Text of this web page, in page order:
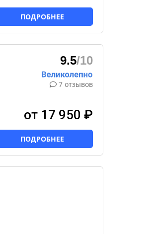
ПОДРОБНЕЕ
9.5/10
7 отзывов
от 17 950 ₽
ПОДРОБНЕЕ